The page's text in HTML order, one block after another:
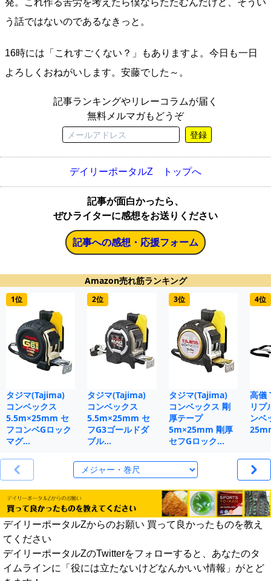
発。これ作る苦労を考えたら僕ならたたむんだけど、そうい
う話ではないのであるなきっと。
16時には「これすごくない？」もありますよ。今日も一日
よろしくおねがいします。安藤でした～。
記事ランキングやリレーコラムが届く
無料メルマガもどうぞ
登録
デイリーポータルZ トップへ
記事が面白かったら、
ぜひライターに感想をお送りください
記事への感想・応援フォーム
Amazon売れ筋ランキング
1位
タジマ(Tajima)
コンベックス
5.5m×25mm セ
フコンベGロック
マグ…
2位
タジマ(Tajima)
コンベックス
5.5m×25mm セ
フG3ゴールドダ
ブル…
3位
タジマ(Tajima)
コンベックス 剛
厚テープ
5m×25mm 剛厚
セフGロック…
4位
高儀
リプ
ンベ
デイリーポータルZからのお願い 買って良かったものを教え
てください
デイリーポータルZのTwitterをフォローすると、あなたのタ
イムラインに「役には立たないけどなんかいい情報」がとど